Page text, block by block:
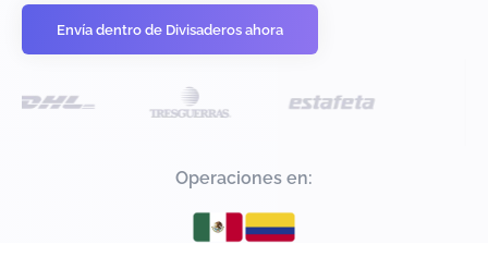
Envía dentro de Divisaderos ahora
Operaciones en: